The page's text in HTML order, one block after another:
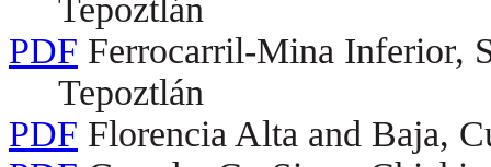
Tepoztlán
PDF Ferrocarril-Mina Inferior,
Tepoztlán
PDF Florencia Alta and Baja,